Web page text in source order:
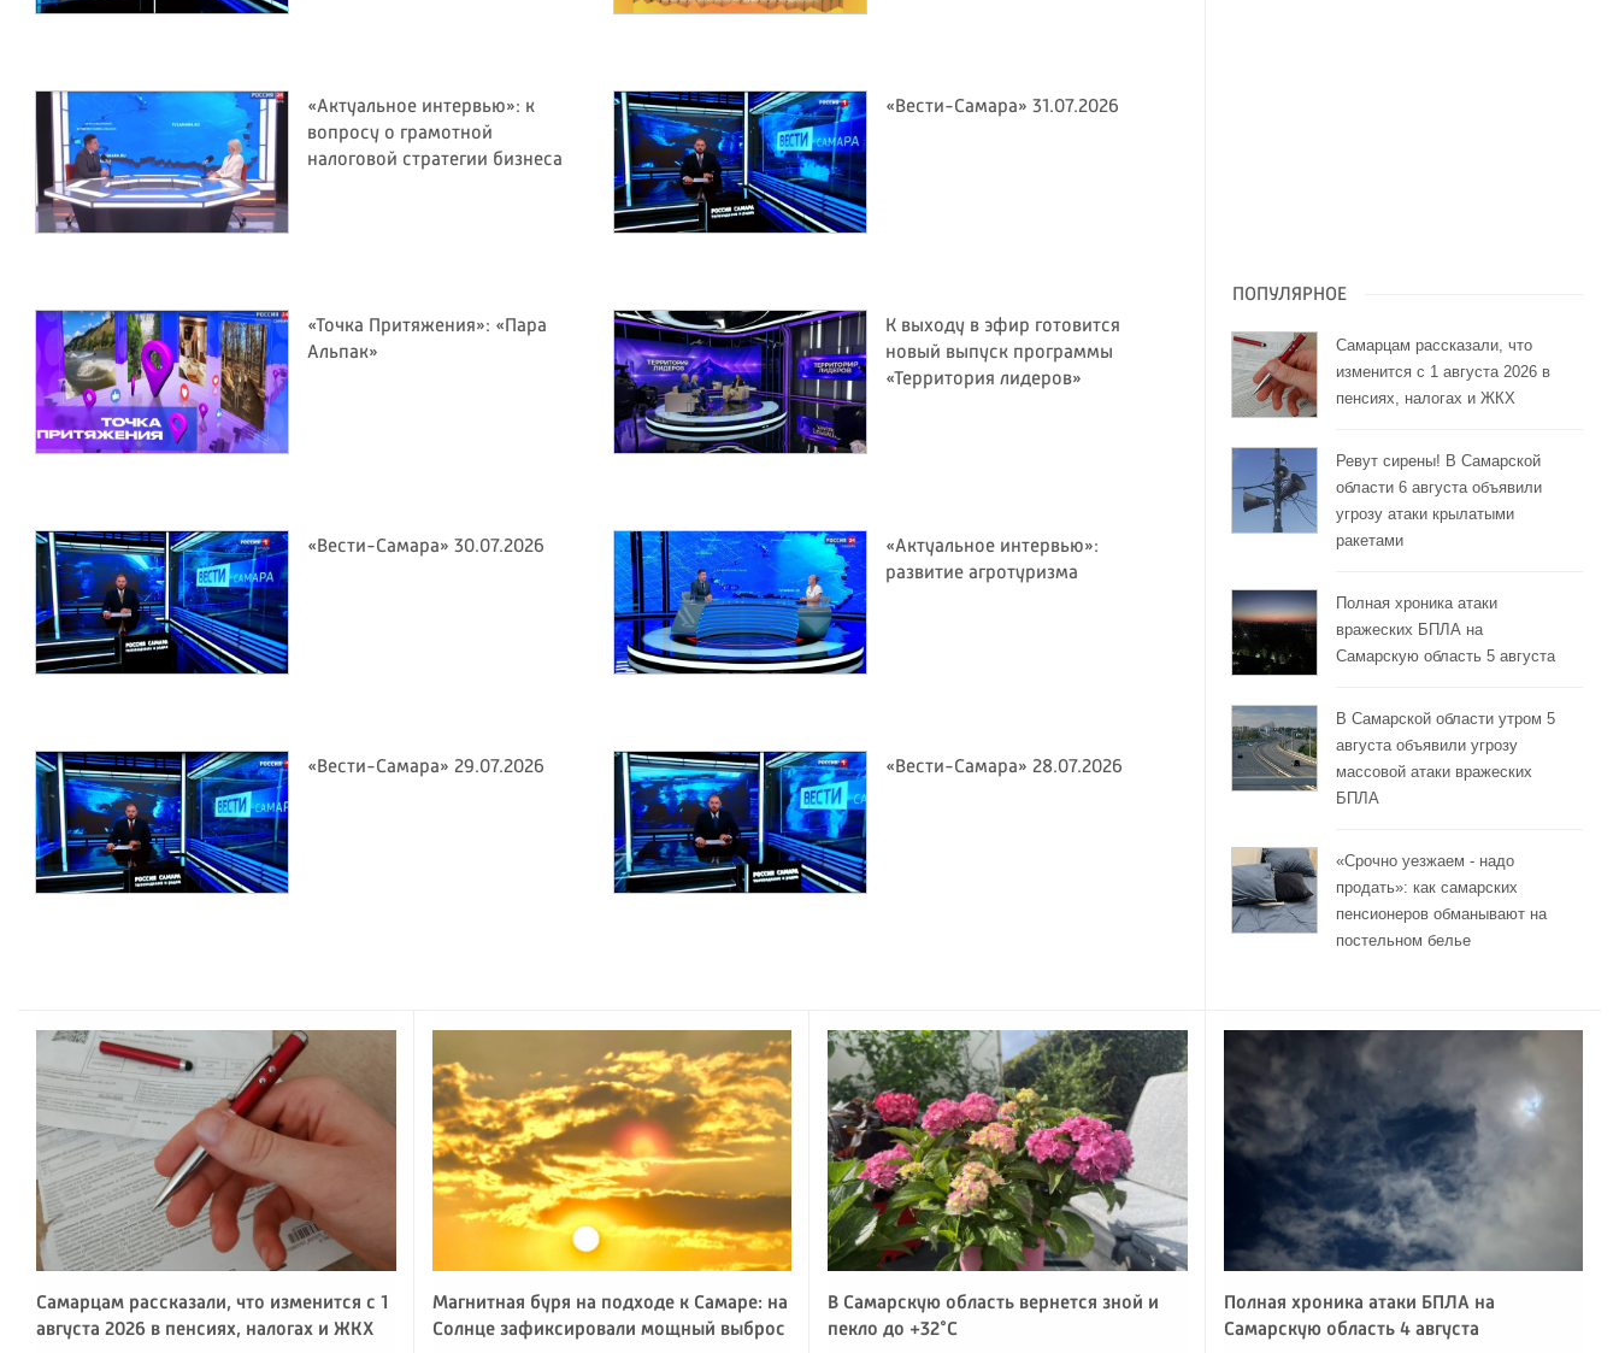
«Актуальное интервью»: к
вопросу о грамотной
налоговой стратегии бизнеса
«Вести-Самара» 31.07.2026
«Точка Притяжения»: «Пара
Альпак»
К выходу в эфир готовится
новый выпуск программы
«Территория лидеров»
«Вести-Самара» 30.07.2026
«Актуальное интервью»:
развитие агротуризма
«Вести-Самара» 29.07.2026 «Вести-Самара» 28.07.2026
ПОПУЛЯРНОЕ
Самарцам рассказали, что
изменится с 1 августа 2026 в
пенсиях, налогах и ЖКХ
Ревут сирены! В Самарской
области 6 августа объявили
угрозу атаки крылатыми
ракетами
Полная хроника атаки
вражеских БПЛА на
Самарскую область 5 августа
В Самарской области утром 5
августа объявили угрозу
массовой атаки вражеских
БПЛА
«Срочно уезжаем - надо
продать»: как самарских
пенсионеров обманывают на
постельном белье
Самарцам рассказали, что изменится с 1
августа 2026 в пенсиях, налогах и ЖКХ
Магнитная буря на подходе к Самаре: на
Солнце зафиксировали мощный выброс
В Самарскую область вернется зной и
пекло до +32°C
Полная хроника атаки БПЛА на
Самарскую область 4 августа